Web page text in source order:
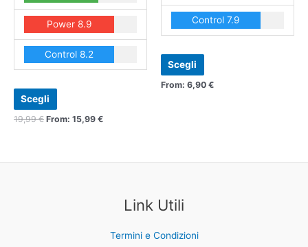
Power 8.9
Control 8.2
Scegli
scelte
nella
pagina
del
19,99€ From: 15,99 €
Control 7.9
Scegli
scelte
nella
prodotto
From: 6,90 €
Link Utili
Termini e Condizioni